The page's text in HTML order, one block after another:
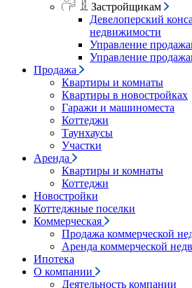
Застройщикам
Девелоперский
недвижимости
Управление
Управление
Продажа
Квартиры и комнаты
Квартиры в новостройках
Гаражи и машиноместа
Коттеджи
Таунхаусы
Участки
Аренда
Квартиры и комнаты
Коттеджи
Новостройки
Коттеджные поселки
Коммерческая
Продажа коммерческой
Аренда коммерческой
Ипотека
О компании
Деятельность компании